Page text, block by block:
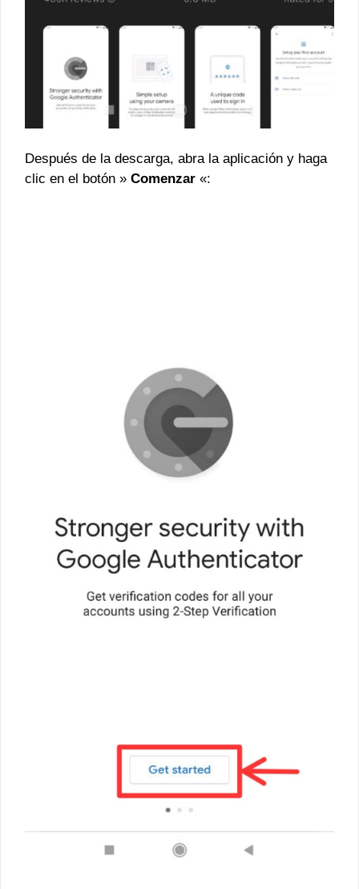
Después de la descarga, abra la aplicación y haga
clic en el botón » Comenzar «: